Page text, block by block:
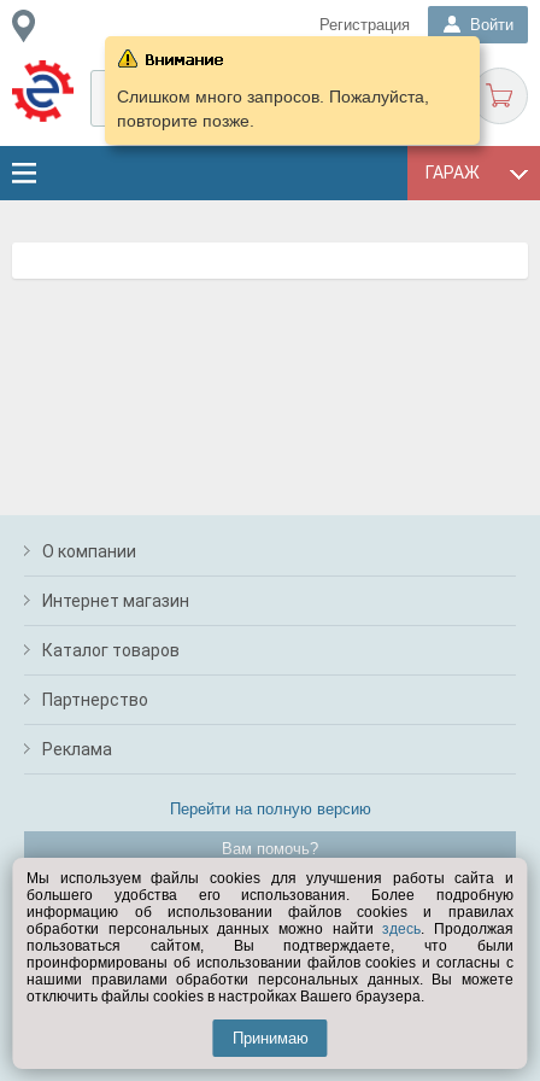
Регистрация Войти
ГАРАЖ
Слишком много запросов. Пожалуйста,
повторите позже.
О компании
Интернет магазин
Каталог товаров
Партнерство
Реклама
Перейти на полную версию
Вам помочь?
© Exist.ru 1998—2026
Мы используем файлы cookies для улучшения работы сайта и
большего удобства его использования. Более подробную
информацию об использовании файлов cookies и правилах
обработки персональных данных можно найтиздесь. Продолжая
пользоваться сайтом, Вы подтверждаете, что были
проинформированы об использовании файлов cookies и согласны с
нашими правилами обработки персональных данных. Вы можете
отключить файлы cookies в настройках Вашего браузера.
Принимаю